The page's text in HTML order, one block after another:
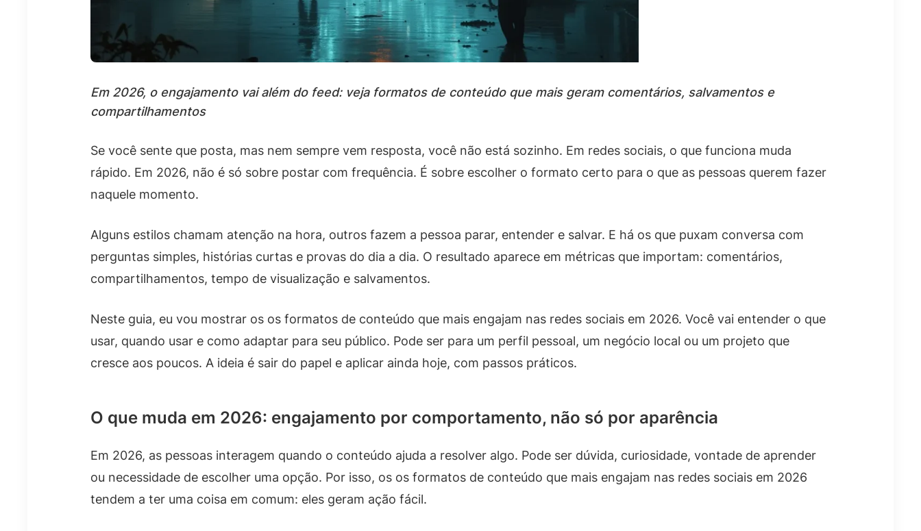
Em 2026, o engajamento vai além do feed: veja formatos de conteúdo que mais geram comentários, salvamentos e
compartilhamentos
Se você sente que posta, mas nem sempre vem resposta, você não está sozinho. Em redes sociais, o que funciona muda
rápido. Em 2026, não é só sobre postar com frequência. É sobre escolher o formato certo para o que as pessoas querem fazer
naquele momento.
Alguns estilos chamam atenção na hora, outros fazem a pessoa parar, entender e salvar. E há os que puxam conversa com
perguntas simples, histórias curtas e provas do dia a dia. O resultado aparece em métricas que importam: comentários,
compartilhamentos, tempo de visualização e salvamentos.
Neste guia, eu vou mostrar os os formatos de conteúdo que mais engajam nas redes sociais em 2026. Você vai entender o que
usar, quando usar e como adaptar para seu público. Pode ser para um perfil pessoal, um negócio local ou um projeto que
cresce aos poucos. A ideia é sair do papel e aplicar ainda hoje, com passos práticos.
O que muda em 2026: engajamento por comportamento, não só por aparência
Em 2026, as pessoas interagem quando o conteúdo ajuda a resolver algo. Pode ser dúvida, curiosidade, vontade de aprender
ou necessidade de escolher uma opção. Por isso, os os formatos de conteúdo que mais engajam nas redes sociais em 2026
tendem a ter uma coisa em comum: eles geram ação fácil.